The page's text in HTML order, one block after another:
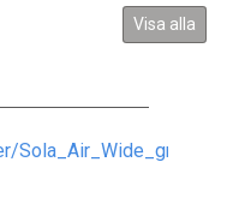
Visa alla